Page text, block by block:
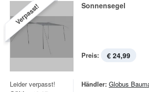
Verpasst! Sonnensegel
Preis: € 24,99
Leider verpasst!
Händler: Globus